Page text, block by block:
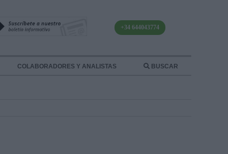
+34 644043774
COLABORADORES Y ANALISTAS BUSCAR